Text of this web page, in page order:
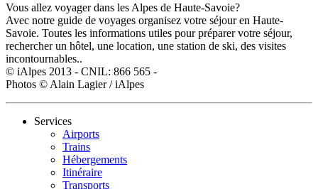
Vous allez voyager dans les Alpes de Haute-Savoie?
Avec notre guide de voyages organisez votre séjour en Haute-
Savoie. Toutes les informations utiles pour préparer votre séjour,
rechercher un hôtel, une location, une station de ski, des visites
incontournables..
© iAlpes 2013 - CNIL: 866 565 -
Photos © Alain Lagier / iAlpes
Services
Airports
Trains
Hébergements
Itinéraire
Transports